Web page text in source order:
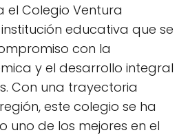
el Colegio Ventura
educativa que se
con la
y el desarrollo integral
Con una trayectoria
este colegio se ha
uno de los mejores en el